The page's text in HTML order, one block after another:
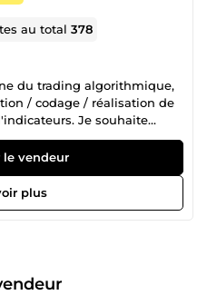
au total378
du trading algorithmique,
/ réalisation de
Je souhaite
permettre à des
expérimentés, de mettre
profitables et sécurisées.
vendeur
plus